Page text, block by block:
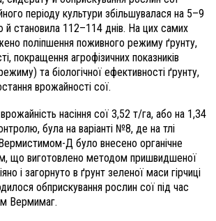
періоду культури збільшувалася на 5–9
й становила 112–114 днів. На цих самих
поліпшення поживного режиму ґрунту,
покращення агрофізичних показників
та біологічної ефективності ґрунту,
врожайності сої.
насіння сої 3,52 т/га, або на 1,34
була на варіанті №8, де на тлі
Д було внесено органічне
що виготовлено методом пришвидшеної
і загорнуто в ґрунт зеленої маси гірчиці
обприскування рослин сої під час
Вермимаг.